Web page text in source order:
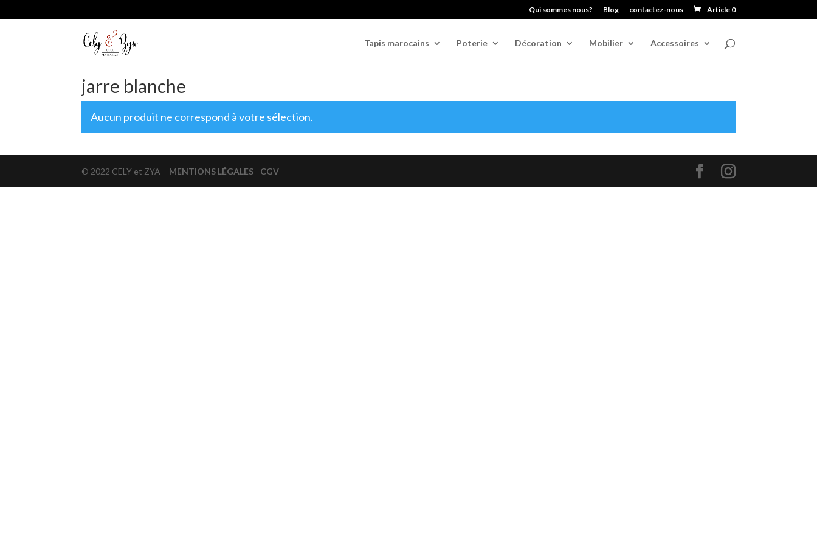
Qui sommes nous? Blog contactez-nous Article 0
Tapis marocains Poterie Décoration Mobilier Accessoires
jarre blanche
Aucun produit ne correspond à votre sélection.
© 2022 CELY et ZYA – MENTIONS LÉGALES - CGV